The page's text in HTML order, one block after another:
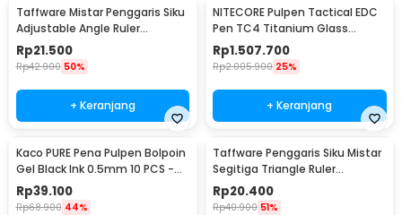
Taffware Mistar Penggaris Siku
Adjustable Angle Ruler
Waterpass 305mm - ZEAST
Rp21.500
Rp42.900 50%
+ Keranjang
NITECORE Pulpen Tactical EDC
Pen TC4 Titanium Glass
Breaker 0.7mm - NTP30
Rp1.507.700
Rp2.005.900 25%
+ Keranjang
Kaco PURE Pena Pulpen Bolpoin
Gel Black Ink 0.5mm 10 PCS -
K1015
Rp39.100
Rp68.900 44%
Taffware Penggaris Siku Mistar
Segitiga Triangle Ruler
Aluminium Alloy - VK18
Rp20.400
Rp40.900 51%